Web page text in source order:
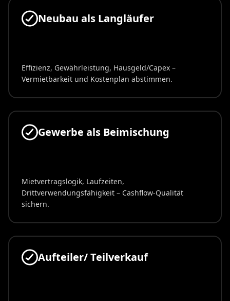
Neubau als Langläufer
Effizienz, Gewährleistung, Hausgeld/Capex –
Vermietbarkeit und Kostenplan abstimmen.
Gewerbe als Beimischung
Mietvertragslogik, Laufzeiten,
Drittverwendungsfähigkeit – Cashflow-Qualität
sichern.
Aufteiler/Teilverkauf